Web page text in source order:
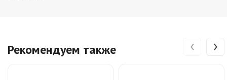
Рекомендуем также ‹ ›